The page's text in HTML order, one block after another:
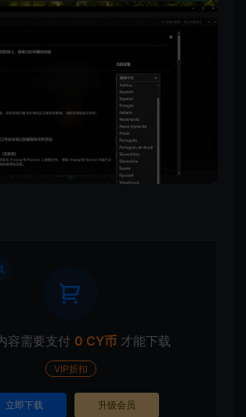
容需要支付 0 CY币 才能下载
VIP折扣
立即下载 升级会员